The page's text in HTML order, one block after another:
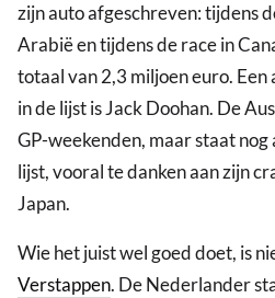
zijn auto afgeschreven: tijdens
Arabië en tijdens de race in
totaal van 2,3 miljoen euro.
in de lijst is Jack Doohan. De
GP-weekenden, maar staat
lijst, vooral te danken aan zijn
Japan.
Wie het juist wel goed doet, is
Verstappen. De Nederlander